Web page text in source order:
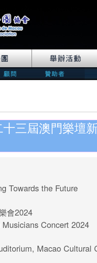
十三屆澳門樂壇
Towards the Future
會2024
Concert 2024
Macao Cultural